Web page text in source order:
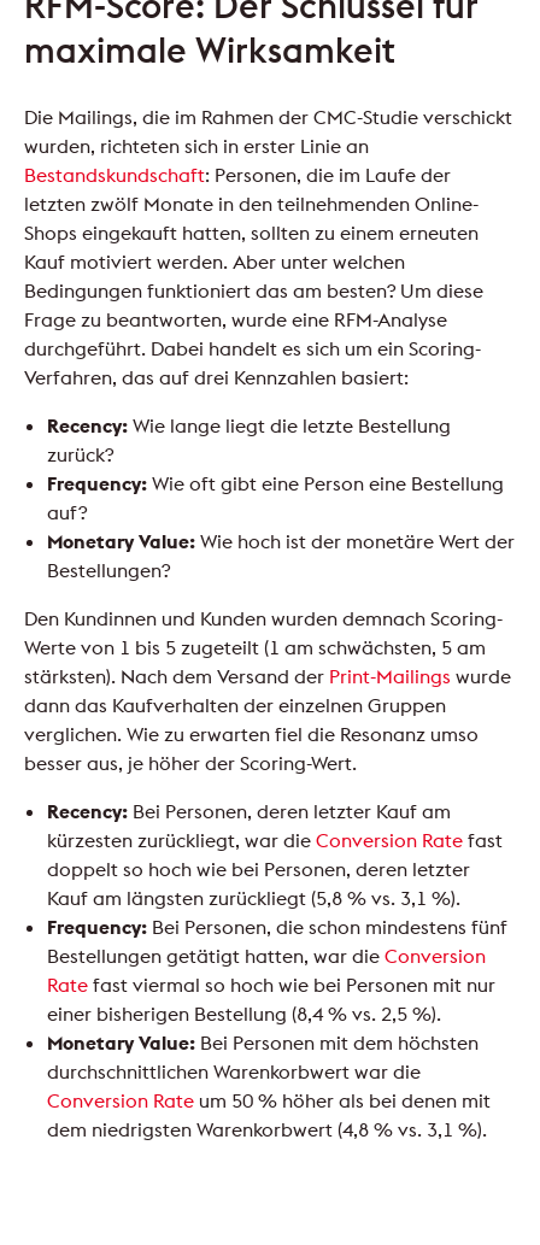
maximale Wirksamkeit
Die Mailings, die im Rahmen der CMC-Studie verschickt
wurden, richteten sich in erster Linie an
Bestandskundschaft: Personen, die im Laufe der
letzten zwölf Monate in den teilnehmenden Online-
Shops eingekauft hatten, sollten zu einem erneuten
Kauf motiviert werden. Aber unter welchen
Bedingungen funktioniert das am besten? Um diese
Frage zu beantworten, wurde eine RFM-Analyse
durchgeführt. Dabei handelt es sich um ein Scoring-
Verfahren, das auf drei Kennzahlen basiert:
Recency:Wie lange liegt die letzte Bestellung
zurück?
Frequency:Wie oft gibt eine Person eine Bestellung
auf?
Monetary Value:Wie hoch ist der monetäre Wert der
Bestellungen?
Den Kundinnen und Kunden wurden demnach Scoring-
Werte von 1 bis 5 zugeteilt (1 am schwächsten, 5 am
stärksten). Nach dem Versand der Print-Mailings wurde
dann das Kaufverhalten der einzelnen Gruppen
verglichen. Wie zu erwarten fiel die Resonanz umso
besser aus, je höher der Scoring-Wert.
Recency: Bei Personen, deren letzter Kauf am
kürzesten zurückliegt, war dieConversion Rate fast
doppelt so hoch wie bei Personen, deren letzter
Kauf am längsten zurückliegt (5,8 % vs. 3,1 %).
Frequency: Bei Personen, die schon mindestens fünf
Bestellungen getätigt hatten, war dieConversion
Rate fast viermal so hoch wie bei Personen mit nur
einer bisherigen Bestellung (8,4 % vs. 2,5 %).
Monetary Value: Bei Personen mit dem höchsten
durchschnittlichen Warenkorbwert war die
Conversion Rate um 50 % höher als bei denen mit
dem niedrigsten Warenkorbwert (4,8 % vs. 3,1 %).